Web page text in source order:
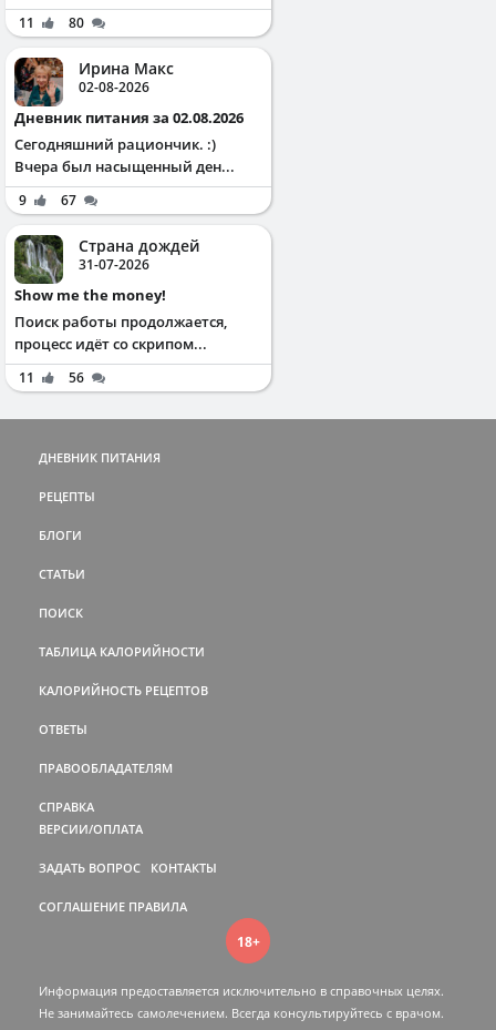
11 80
Ирина Макс
02-08-2026
Дневник питания за 02.08.2026
Сегодняшний рациончик. :)
Вчера был насыщенный ден...
9 67
Страна дождей
31-07-2026
Show me the money!
Поиск работы продолжается,
процесс идёт со скрипом...
11 56
ДНЕВНИК ПИТАНИЯ
РЕЦЕПТЫ
БЛОГИ
СТАТЬИ
ПОИСК
ТАБЛИЦА КАЛОРИЙНОСТИ
КАЛОРИЙНОСТЬ РЕЦЕПТОВ
ОТВЕТЫ
ПРАВООБЛАДАТЕЛЯМ
СПРАВКА
ВЕРСИИ/ОПЛАТА
ЗАДАТЬ ВОПРОС КОНТАКТЫ
СОГЛАШЕНИЕ ПРАВИЛА
18+
Информация предоставляется исключительно в справочных целях.
Не занимайтесь самолечением. Всегда консультируйтесь c врачом.